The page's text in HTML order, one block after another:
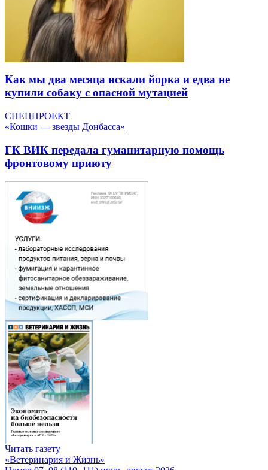
Как мы два месяца искали йорка и едва не
купили собаку с опасной мутацией
СПЕЦПРОЕКТ
«Кошки — звезды Донбасса»
ГК ВИК передала гуманитарную помощь
фронтовому приюту
Читать газету
«Ветеринария и Жизнь»